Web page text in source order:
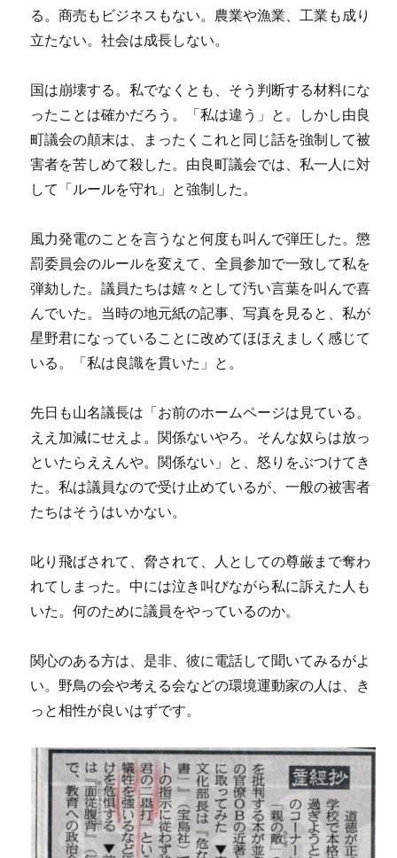
る。商売もビジネスもない。農業や漁業、工業も成り
立たない。社会は成長しない。
国は崩壊する。私でなくとも、そう判断する材料にな
ったことは確かだろう。「私は違う」と。しかし由良
町議会の顛末は、まったくこれと同じ話を強制して被
害者を苦しめて殺した。由良町議会では、私一人に対
して「ルールを守れ」と強制した。
風力発電のことを言うなと何度も叫んで弾圧した。懲
罰委員会のルールを変えて、全員参加で一致して私を
弾劾した。議員たちは嬉々として汚い言葉を叫んで喜
んでいた。当時の地元紙の記事、写真を見ると、私が
星野君になっていることに改めてほほえましく感じて
いる。「私は良識を貫いた」と。
先日も山名議長は「お前のホームページは見ている。
ええ加減にせえよ。関係ないやろ。そんな奴らは放っ
といたらええんや。関係ない」と、怒りをぶつけてき
た。私は議員なので受け止めているが、一般の被害者
たちはそうはいかない。
叱り飛ばされて、脅されて、人としての尊厳まで奪わ
れてしまった。中には泣き叫びながら私に訴えた人も
いた。何のために議員をやっているのか。
関心のある方は、是非、彼に電話して聞いてみるがよ
い。野鳥の会や考える会などの環境運動家の人は、き
っと相性が良いはずです。